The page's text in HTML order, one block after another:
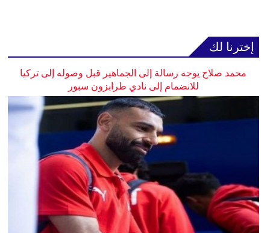
إخترنا لك
محمد صلاح يوجه رسالة إلى الجماهير قبل وصوله إلى تركيا
للانضمام إلى نادي طرابزون سبور